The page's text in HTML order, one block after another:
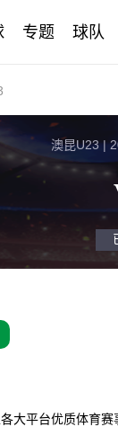
专题 球队
澳昆U23 |
大平台优质体育